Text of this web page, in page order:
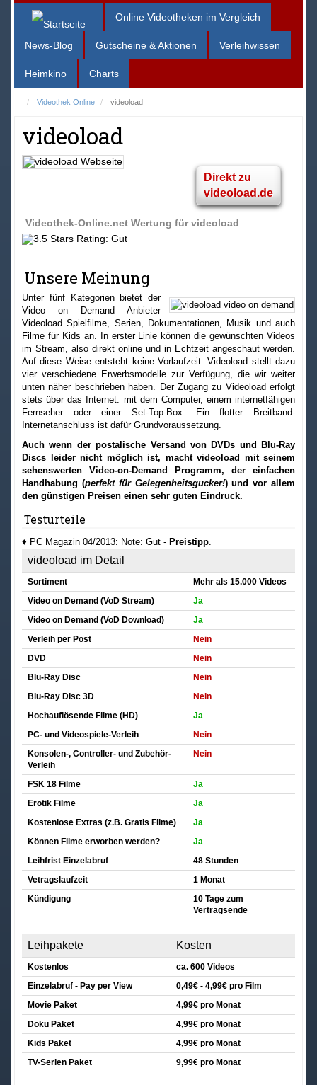
Online Videotheken im Vergleich
News-Blog Gutscheine & Aktionen Verleihwissen
Heimkino Charts
Videothek Online videoload
videoload
Direkt zu
videoload.de
Videothek-Online.net Wertung fürvideoload
Unsere Meinung
Unter fünf Kategorien bietet der
Video on Demand Anbieter
Videoload Spielfilme, Serien, Dokumentationen, Musik und auch
Filme für Kids an. In erster Linie können die gewünschten Videos
im Stream, also direkt online und in Echtzeit angeschaut werden.
Auf diese Weise entsteht keine Vorlaufzeit. Videoload stellt dazu
vier verschiedene Erwerbsmodelle zur Verfügung, die wir weiter
unten näher beschrieben haben. Der Zugang zu Videoload erfolgt
stets über das Internet: mit dem Computer, einem internetfähigen
Fernseher oder einer Set-Top-Box. Ein flotter Breitband-
Internetanschluss ist dafür Grundvoraussetzung.
Auch wenn der postalische Versand von DVDs und Blu-Ray
Discs leider nicht möglich ist, macht videoload mit seinem
sehenswerten Video-on-Demand Programm, der einfachen
Handhabung (perfekt für Gelegenheitsgucker!) und vor allem
den günstigen Preisen einen sehr guten Eindruck.
Testurteile
♦ PC Magazin 04/2013: Note: Gut - Preistipp.
videoload im Detail
Sortiment Mehr als 15.000 Videos
Video on Demand (VoD Stream) Ja
Video on Demand (VoD Download) Ja
Verleih per Post Nein
DVD Nein
Blu-Ray Disc Nein
Blu-Ray Disc 3D Nein
Hochauflösende Filme (HD) Ja
PC- und Videospiele-Verleih Nein
Konsolen-, Controller- und Zubehör-
Verleih
Nein
FSK 18 Filme Ja
Erotik Filme Ja
Kostenlose Extras (z.B. Gratis Filme) Ja
Können Filme erworben werden? Ja
Leihfrist Einzelabruf 48 Stunden
Vetragslaufzeit 1 Monat
Kündigung
10 Tage zum
Vertragsende
Leihpakete Kosten
Kostenlos ca. 600 Videos
Einzelabruf - Pay per View 0,49€ - 4,99€ pro Film
Movie Paket 4,99€ pro Monat
Doku Paket 4,99€ pro Monat
Kids Paket 4,99€ pro Monat
TV-Serien Paket 9,99€ pro Monat